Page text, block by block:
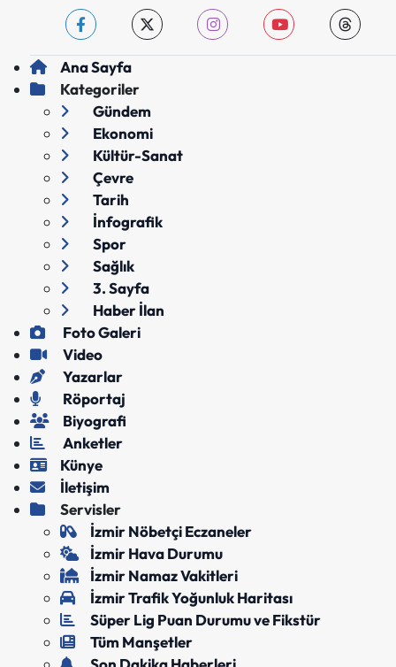
Ana Sayfa
Kategoriler
Gündem
Ekonomi
Kültür-Sanat
Çevre
Tarih
İnfografik
Spor
Sağlık
3. Sayfa
Haber İlan
Foto Galeri
Video
Yazarlar
Röportaj
Biyografi
Anketler
Künye
İletişim
Servisler
İzmir Nöbetçi Eczaneler
İzmir Hava Durumu
İzmir Namaz Vakitleri
İzmir Trafik Yoğunluk Haritası
Süper Lig Puan Durumu ve Fikstür
Tüm Manşetler